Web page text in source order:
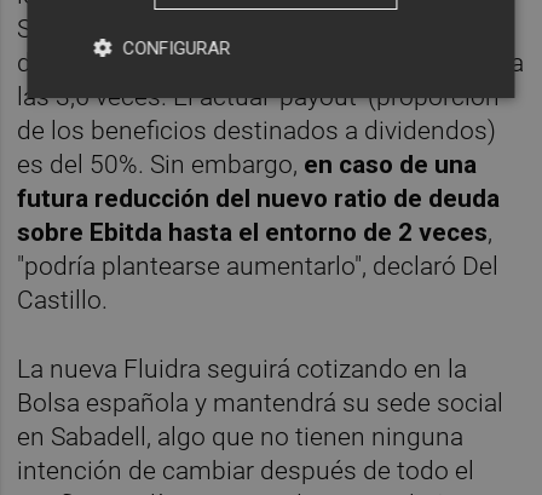
Sin embargo, sumando los 558 millones de
deuda de Zodiac, este ratio aumentaría hasta
las 3,6 veces. El actual 'payout' (proporción
de los beneficios destinados a dividendos)
es del 50%. Sin embargo, en caso de una
futura reducción del nuevo ratio de deuda
sobre Ebitda hasta el entorno de 2 veces,
"podría plantearse aumentarlo", declaró Del
Castillo.
La nueva Fluidra seguirá cotizando en la
Bolsa española y mantendrá su sede social
en Sabadell, algo que no tienen ninguna
intención de cambiar después de todo el
CONFIGURAR